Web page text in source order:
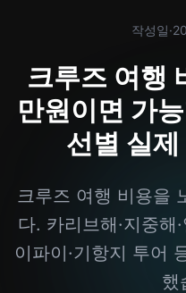
작성일·
크루즈 여행
만원이면 가
선별 실
크루즈 여행 비용을
다. 카리브해·지중해
이파이·기항지 투어
했